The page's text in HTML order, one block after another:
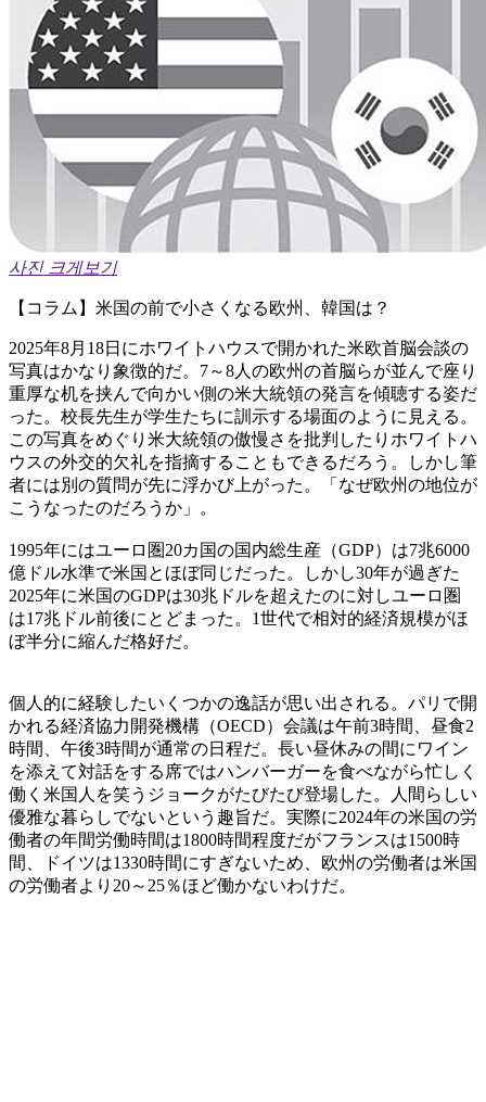
사진 크게보기
【コラム】米国の前で小さくなる欧州、韓国は？
2025年8月18日にホワイトハウスで開かれた米欧首脳会談の
写真はかなり象徴的だ。7～8人の欧州の首脳らが並んで座り
重厚な机を挟んで向かい側の米大統領の発言を傾聴する姿だ
った。校長先生が学生たちに訓示する場面のように見える。
この写真をめぐり米大統領の傲慢さを批判したりホワイトハ
ウスの外交的欠礼を指摘することもできるだろう。しかし筆
者には別の質問が先に浮かび上がった。「なぜ欧州の地位が
こうなったのだろうか」。
1995年にはユーロ圏20カ国の国内総生産（GDP）は7兆6000
億ドル水準で米国とほぼ同じだった。しかし30年が過ぎた
2025年に米国のGDPは30兆ドルを超えたのに対しユーロ圏
は17兆ドル前後にとどまった。1世代で相対的経済規模がほ
ぼ半分に縮んだ格好だ。
個人的に経験したいくつかの逸話が思い出される。パリで開
かれる経済協力開発機構（OECD）会議は午前3時間、昼食2
時間、午後3時間が通常の日程だ。長い昼休みの間にワイン
を添えて対話をする席ではハンバーガーを食べながら忙しく
働く米国人を笑うジョークがたびたび登場した。人間らしい
優雅な暮らしでないという趣旨だ。実際に2024年の米国の労
働者の年間労働時間は1800時間程度だがフランスは1500時
間、ドイツは1330時間にすぎないため、欧州の労働者は米国
の労働者より20～25％ほど働かないわけだ。